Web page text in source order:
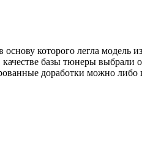
которого легла
базы тюнеры
доработки можно либо